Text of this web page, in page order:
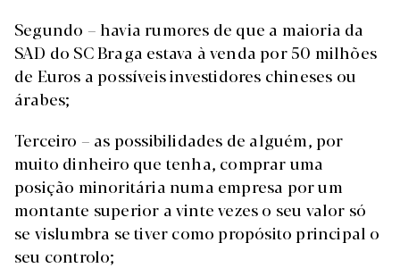
Segundo – havia rumores de que a maioria da
SAD do SC Braga estava à venda por 50 milhões
de Euros a possíveis investidores chineses ou
árabes;
Terceiro – as possibilidades de alguém, por
muito dinheiro que tenha, comprar uma
posição minoritária numa empresa por um
montante superior a vinte vezes o seu valor só
se vislumbra se tiver como propósito principal o
seu controlo;